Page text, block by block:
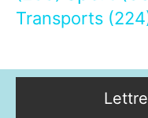
Transports